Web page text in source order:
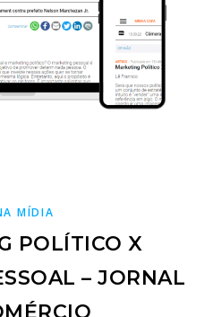
MÍDIA
POLÍTICO X
– JORNAL